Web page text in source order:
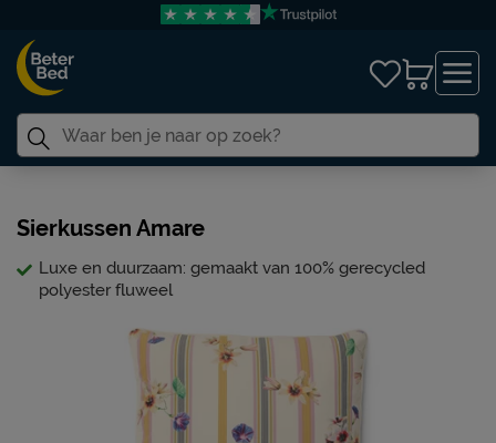
Sierkussen Amare
Luxe en duurzaam: gemaakt van 100% gerecycled
polyester fluweel